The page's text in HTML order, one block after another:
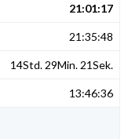
21:01:17
21:35:48
14Std. 29Min. 21Sek.
13:46:36